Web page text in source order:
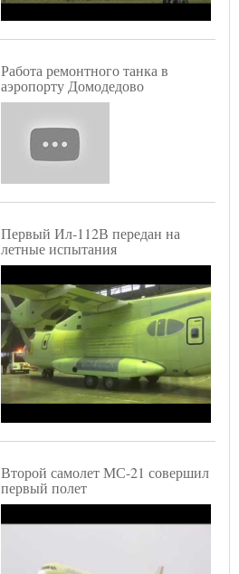
Работа ремонтного танка в
аэропорту Домодедово
Первый Ил-112В передан на
летные испытания
Второй самолет МС-21 совершил
первый полет